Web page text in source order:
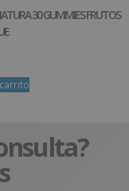
30 GUMMIES FRUTOS